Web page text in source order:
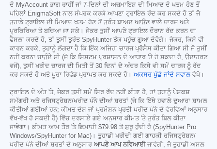
ਦੇ MyAccount ਭਾਗ ਰਾਹੀਂ ਜਾਂ 7-ਦਿਨਾਂ ਦੀ ਅਜ਼ਮਾਇਸ਼ ਦੀ ਮਿਆਦ ਦੇ ਖਤਮ ਹੋਣ ਤੋਂ
ਪਹਿਲਾਂ EnigmaSoft ਨਾਲ ਸੰਪਰਕ ਕਰਕੇ ਆਪਣਾ ਟ੍ਰਾਇਲ ਰੱਦ ਕਰ ਸਕਦੇ ਹੋ ਤਾਂ ਜੋ
ਤੁਹਾਡੇ ਟ੍ਰਾਇਲ ਦੀ ਮਿਆਦ ਖਤਮ ਹੋਣ ਤੋਂ ਤੁਰੰਤ ਬਾਅਦ ਆਉਣ ਵਾਲੇ ਚਾਰਜ ਅਤੇ
ਪ੍ਰਕਿਰਿਆ ਤੋਂ ਬਚਿਆ ਜਾ ਸਕੇ। ਜੇਕਰ ਤੁਸੀਂ ਆਪਣੇ ਟ੍ਰਾਇਲ ਦੌਰਾਨ ਰੱਦ ਕਰਨ ਦਾ
ਫੈਸਲਾ ਕਰਦੇ ਹੋ, ਤਾਂ ਤੁਸੀਂ ਤੁਰੰਤ SpyHunter ਤੱਕ ਪਹੁੰਚ ਗੁਆ ਦੇਵੋਗੇ। ਜੇਕਰ, ਕਿਸੇ ਵੀ
ਕਾਰਨ ਕਰਕੇ, ਤੁਹਾਨੂੰ ਲੱਗਦਾ ਹੈ ਕਿ ਇੱਕ ਅਜਿਹਾ ਚਾਰਜ ਪ੍ਰੋਸੈਸ ਕੀਤਾ ਗਿਆ ਸੀ ਜੋ ਤੁਸੀਂ
ਨਹੀਂ ਕਰਨਾ ਚਾਹੁੰਦੇ ਸੀ (ਜੋ ਕਿ ਸਿਸਟਮ ਪ੍ਰਸ਼ਾਸਨ ਦੇ ਆਧਾਰ 'ਤੇ ਹੋ ਸਕਦਾ ਹੈ, ਉਦਾਹਰਣ
ਵਜੋਂ), ਤੁਸੀਂ ਖਰੀਦ ਚਾਰਜ ਦੀ ਮਿਤੀ ਤੋਂ 30 ਦਿਨਾਂ ਦੇ ਅੰਦਰ ਕਿਸੇ ਵੀ ਸਮੇਂ ਚਾਰਜ ਨੂੰ ਰੱਦ
ਕਰ ਸਕਦੇ ਹੋ ਅਤੇ ਪੂਰਾ ਰਿਫੰਡ ਪ੍ਰਾਪਤ ਕਰ ਸਕਦੇ ਹੋ। ਅਕਸਰ ਪੁੱਛੇ ਜਾਂਦੇ ਸਵਾਲ ਵੇਖੋ।
ਟ੍ਰਾਇਲ ਦੇ ਅੰਤ 'ਤੇ, ਜੇਕਰ ਤੁਸੀਂ ਸਮੇਂ ਸਿਰ ਰੱਦ ਨਹੀਂ ਕੀਤਾ ਹੈ, ਤਾਂ ਤੁਹਾਨੂੰ ਪੇਸ਼ਕਸ਼
ਸਮੱਗਰੀ ਅਤੇ ਰਜਿਸਟ੍ਰੇਸ਼ਨ/ਖਰੀਦ ਪੰਨੇ ਦੀਆਂ ਸ਼ਰਤਾਂ (ਜੋ ਕਿ ਇੱਥੇ ਹਵਾਲੇ ਦੁਆਰਾ ਸ਼ਾਮਲ
ਕੀਤੀਆਂ ਗਈਆਂ ਹਨ; ਕੀਮਤ ਦੇਸ਼ ਜਾਂ ਪ੍ਰਮੋਸ਼ਨ ਪ੍ਰਤੀ ਖਰੀਦ ਪੰਨੇ ਦੇ ਵੇਰਵਿਆਂ ਅਨੁਸਾਰ
ਵੱਖ-ਵੱਖ ਹੋ ਸਕਦੀ ਹੈ) ਵਿੱਚ ਦਰਸਾਏ ਗਏ ਅਨੁਸਾਰ ਕੀਮਤ 'ਤੇ ਤੁਰੰਤ ਬਿਲ ਕੀਤਾ
ਜਾਵੇਗਾ। ਕੀਮਤ ਆਮ ਤੌਰ 'ਤੇ ਛਿਮਾਹੀ $79.98 ਤੋਂ ਸ਼ੁਰੂ ਹੁੰਦੀ ਹੈ (SpyHunter Pro
Windows/SpyHunter for Mac)। ਤੁਹਾਡੀ ਖਰੀਦੀ ਗਈ ਗਾਹਕੀ ਰਜਿਸਟ੍ਰੇਸ਼ਨ/
ਖਰੀਦ ਪੰਨੇ ਦੀਆਂ ਸ਼ਰਤਾਂ ਦੇ ਅਨੁਸਾਰ ਆਪਣੇ ਆਪ ਨਵਿਆਈਜਾਵੇਗੀ, ਜੋ ਤੁਹਾਡੀ ਅਸਲ